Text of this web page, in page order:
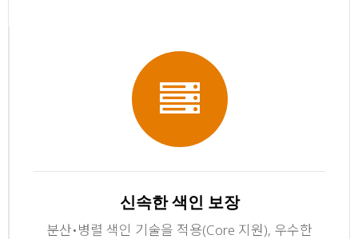
신속한 색인 보장
분산•병렬 색인 기술을 적용(Core 지원), 우수한